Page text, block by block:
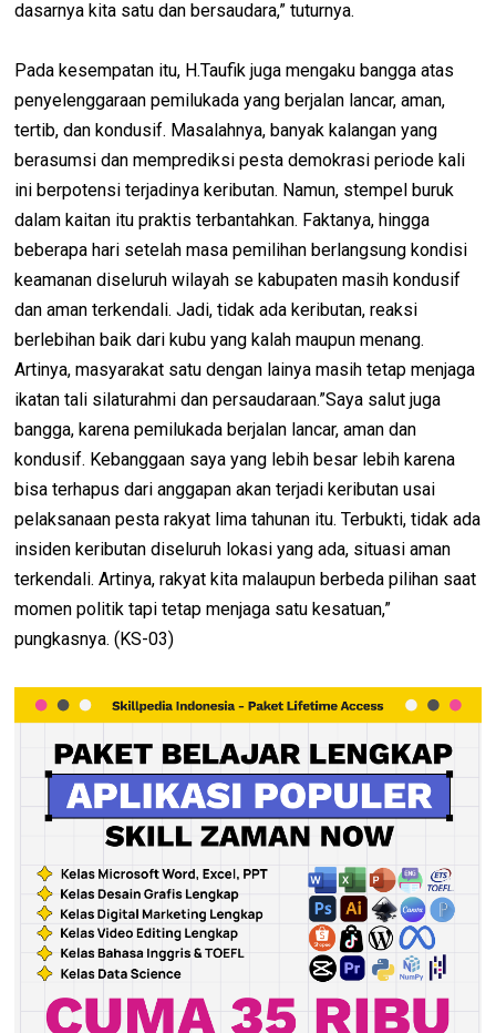
dasarnya kita satu dan bersaudara,” tuturnya.
Pada kesempatan itu, H.Taufik juga mengaku bangga atas
penyelenggaraan pemilukada yang berjalan lancar, aman,
tertib, dan kondusif. Masalahnya, banyak kalangan yang
berasumsi dan memprediksi pesta demokrasi periode kali
ini berpotensi terjadinya keributan. Namun, stempel buruk
dalam kaitan itu praktis terbantahkan. Faktanya, hingga
beberapa hari setelah masa pemilihan berlangsung kondisi
keamanan diseluruh wilayah se kabupaten masih kondusif
dan aman terkendali. Jadi, tidak ada keributan, reaksi
berlebihan baik dari kubu yang kalah maupun menang.
Artinya, masyarakat satu dengan lainya masih tetap menjaga
ikatan tali silaturahmi dan persaudaraan.”Saya salut juga
bangga, karena pemilukada berjalan lancar, aman dan
kondusif. Kebanggaan saya yang lebih besar lebih karena
bisa terhapus dari anggapan akan terjadi keributan usai
pelaksanaan pesta rakyat lima tahunan itu. Terbukti, tidak ada
insiden keributan diseluruh lokasi yang ada, situasi aman
terkendali. Artinya, rakyat kita malaupun berbeda pilihan saat
momen politik tapi tetap menjaga satu kesatuan,”
pungkasnya. (KS-03)